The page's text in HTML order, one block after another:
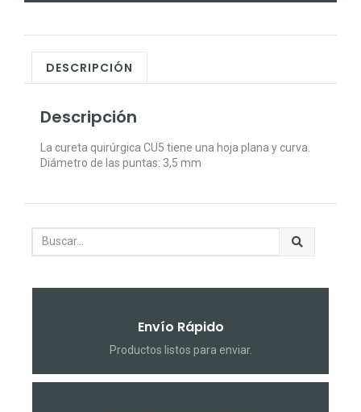
DESCRIPCIÓN
Descripción
La cureta quirúrgica CU5 tiene una hoja plana y curva.
Diámetro de las puntas: 3,5 mm
Envío Rápido
Productos listos para enviar.